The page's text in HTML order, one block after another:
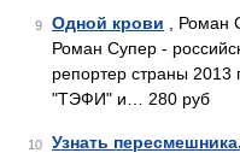
9 Одной крови , Роман
Роман Супер -
репортер страны 2013
"ТЭФИ" и… 280 руб
10 Узнать